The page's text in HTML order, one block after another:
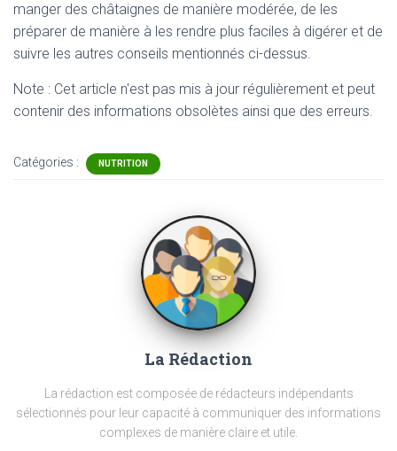
manger des châtaignes de manière modérée, de les
préparer de manière à les rendre plus faciles à digérer et de
suivre les autres conseils mentionnés ci-dessus.
Note : Cet article n'est pas mis à jour régulièrement et peut
contenir des informations obsolètes ainsi que des erreurs.
Catégories : NUTRITION
La Rédaction
La rédaction est composée de rédacteurs indépendants
sélectionnés pour leur capacité à communiquer des informations
complexes de manière claire et utile.